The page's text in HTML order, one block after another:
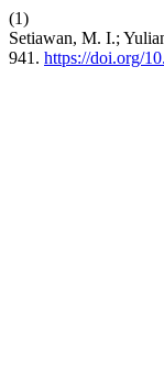
(1)
Setiawan, M. I.;
941. https://doi.org/